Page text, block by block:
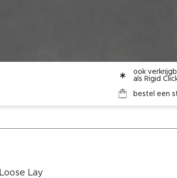
ook
als Rigid
bestel een
Loose Lay